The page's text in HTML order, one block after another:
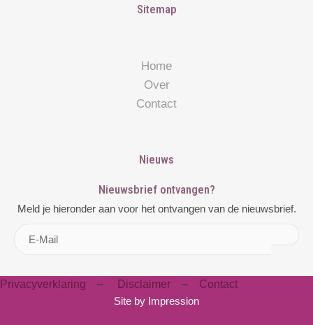
Sitemap
Home
Over
Contact
Nieuws
Nieuwsbrief ontvangen?
Meld je hieronder aan voor het ontvangen van de nieuwsbrief.
Privacyverklaring – Disclaimer – Contact
Site by Impression